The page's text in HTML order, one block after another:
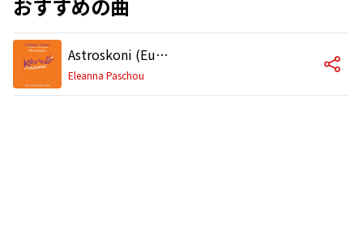
おすすめの曲
Astroskoni (European School Radio 2024 / Kan' To Na Akousti)
Eleanna Paschou